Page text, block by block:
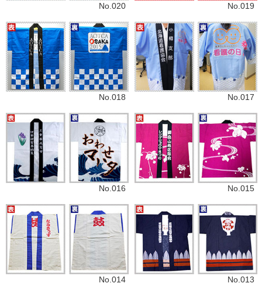
No.020 No.019
No.018 No.017
No.016 No.015
No.014 No.013